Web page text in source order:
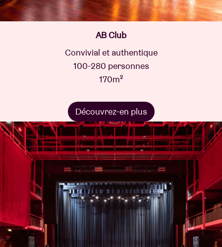
AB Club
Convivial et authentique
100-280 personnes
170m²
Découvrez-en plus